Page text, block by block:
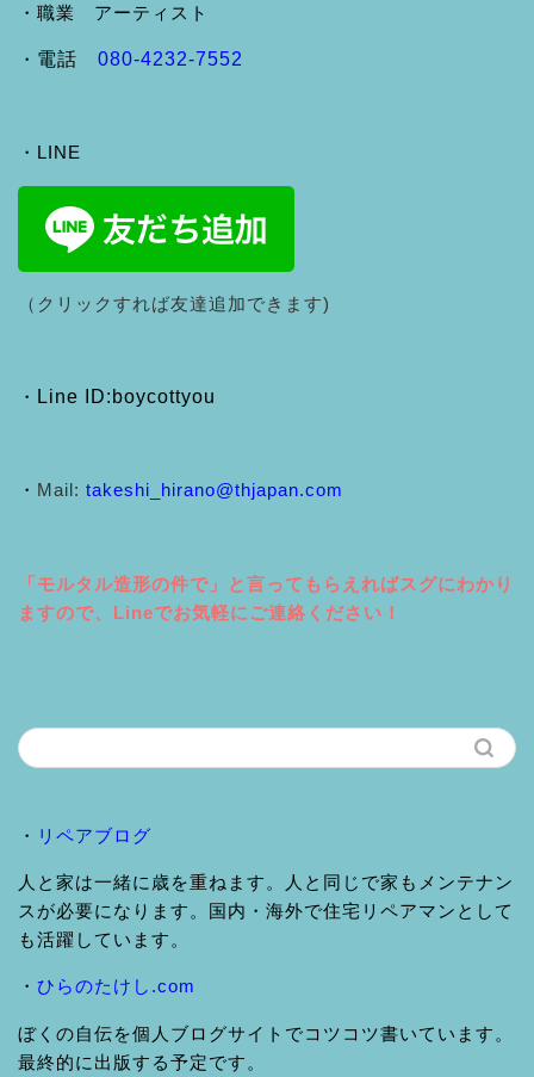
・職業 アーティスト
・ 電話 080-4232-7552
・LINE
（クリックすれば友達追加できます)
・ Line ID:boycottyou
・ Mail: takeshi_hirano@thjapan.com
「モルタル造形の件で」と言ってもらえればスグにわかり
ますので、Lineでお気軽にご連絡ください！
・ リペアブログ
人と家は一緒に歳を重ねます。人と同じで家もメンテナン
スが必要になります。国内・海外で住宅リペアマンとして
も活躍しています。
・ ひらのたけし.com
ぼくの自伝を個人ブログサイトでコツコツ書いています。
最終的に出版する予定です。